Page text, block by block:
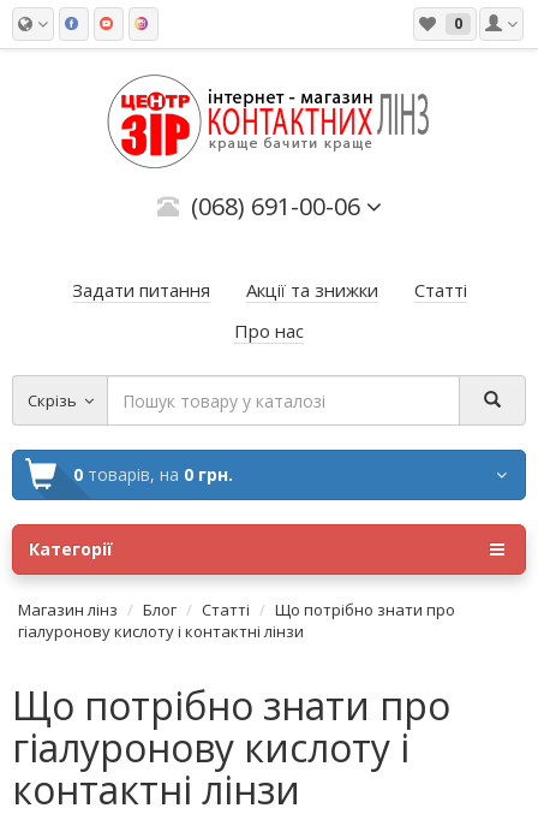
0
(068) 691-00-06
Задати питання Акції та знижки
Статті
Про нас
Скрізь
0 товарів, на 0 грн.
Категорії
Магазин лінз Блог Статті
Що потрібно знати про
гіалуронову кислоту і контактні лінзи
Що потрібно знати про
гіалуронову кислоту і
контактні лінзи